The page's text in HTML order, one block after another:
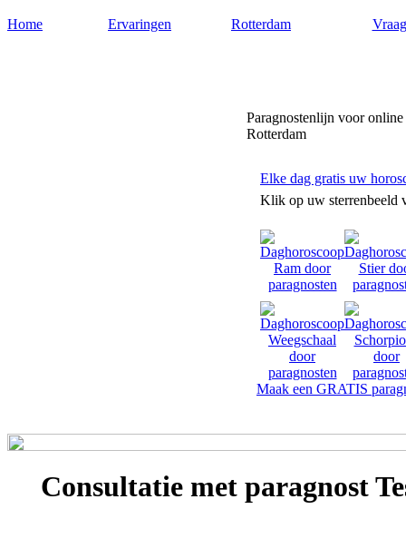
Home Ervaringen Rotterdam
Paragnostenlijn voor
Rotterdam
Elke dag gratis uw
Klik op uw sterrenbeeld
Maak een GRATIS
Consultatie met paragnost